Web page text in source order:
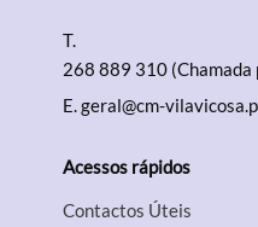
T.
268 889 310 (Chamada
E.geral@cm-
Acessos rápidos
Contactos Úteis